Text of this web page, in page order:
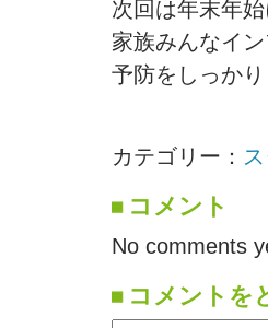
次回は年末年
家族みんなイ
予防をしっか
カテゴリー：
コメント
No comments
コメントを